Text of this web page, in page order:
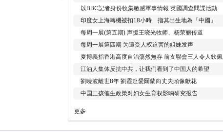
以BBC記者身份收集敏感軍事情報 英國調查間諜活動
印度女上海轉機被扣18小時 指其出生地為「中國」
每周一展(第五期) 声援王晓光牧师、杨荣丽传道
每周一展第四期 为遭受人权迫害的姐妹发声
夏博義指香港高度自治蕩然無存 前支聯會三人令人欽佩
江油人集体反抗中共，让我们看到了中国人的希望
劉曉波離世8年 劉霞赴愛爾蘭向丈夫頭像獻花
中国三孩催生政策对妇女生育权影响研究报告
更多